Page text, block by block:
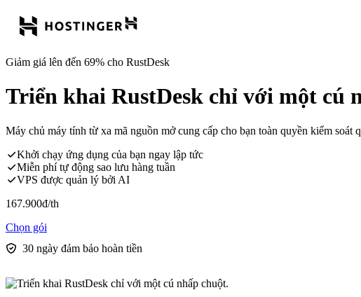
Giảm giá lên đến 69% cho RustDesk
Triển khai RustDesk chỉ với một cú
Máy chủ máy tính từ xa mã nguồn mở cung cấp cho bạn toàn quyền kiểm
Khởi chạy ứng dụng của bạn ngay lập tức
Miễn phí tự động sao lưu hàng tuần
VPS được quản lý bởi AI
167.900đ/th
Chọn gói
30 ngày đảm bảo hoàn tiền